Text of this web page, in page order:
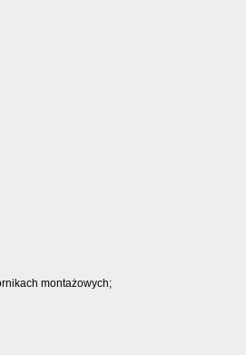
montażowych;